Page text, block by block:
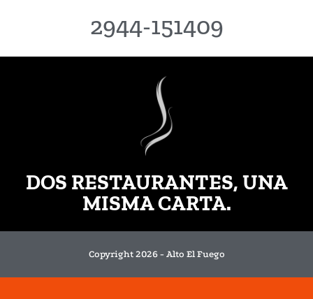
2944-151409
DOS RESTAURANTES, UNA
MISMA CARTA.
Copyright 2026 - Alto El Fuego